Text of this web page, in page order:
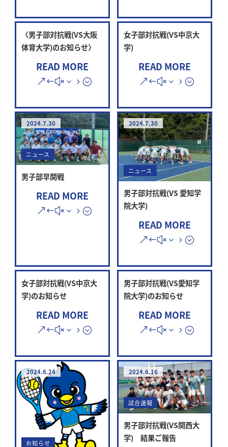
〈男子部対抗戦(VS大阪
体育大学)のお知らせ〉
READ MORE
女子部対抗戦(VS中京大
学)
READ MORE
2024.7.30
ニュース
男子部早関戦
READ MORE
2024.7.30
ニュース
男子部対抗戦(VS 愛知学
院大学)
READ MORE
女子部対抗戦(VS中京大
学)のお知らせ
READ MORE
男子部対抗戦(VS愛知学
院大学)のお知らせ
READ MORE
2024.6.24
お知らせ
2024.6.16
試合速報
男子部対抗戦(VS関西大
学) 結果ご報告